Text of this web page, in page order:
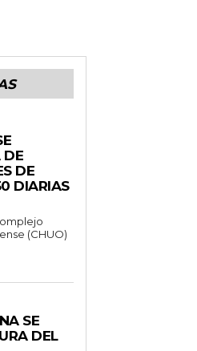
DE
DE
DIARIAS
(CHUO)
SE
DEL